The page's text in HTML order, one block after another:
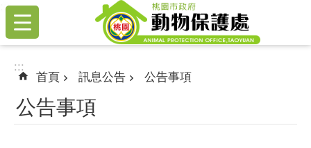
跳到主要內容區塊
:::
:::
首頁 訊息公告 公告事項
公告事項